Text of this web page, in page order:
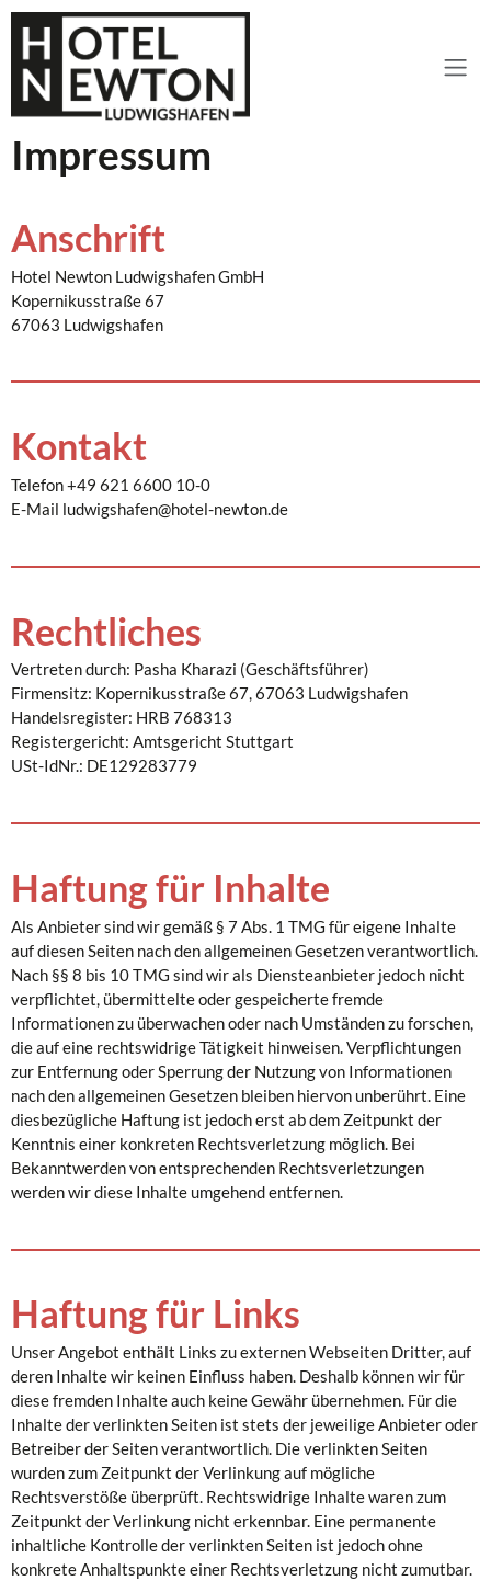
Impressum
Anschrift
Hotel Newton Ludwigshafen GmbH
Kopernikusstraße 67
67063 Ludwigshafen
Kontakt
Telefon +49 621 6600 10-0
E-Mail ludwigshafen@hotel-newton.de
Rechtliches
Vertreten durch: Pasha Kharazi (Geschäftsführer)
Firmensitz: Kopernikusstraße 67, 67063 Ludwigshafen
Handelsregister: HRB 768313
Registergericht: Amtsgericht Stuttgart
USt-IdNr.: DE129283779
Haftung für Inhalte
Als Anbieter sind wir gemäß § 7 Abs. 1 TMG für eigene Inhalte
auf diesen Seiten nach den allgemeinen Gesetzen verantwortlich.
Nach §§ 8 bis 10 TMG sind wir als Diensteanbieter jedoch nicht
verpflichtet, übermittelte oder gespeicherte fremde
Informationen zu überwachen oder nach Umständen zu forschen,
die auf eine rechtswidrige Tätigkeit hinweisen. Verpflichtungen
zur Entfernung oder Sperrung der Nutzung von Informationen
nach den allgemeinen Gesetzen bleiben hiervon unberührt. Eine
diesbezügliche Haftung ist jedoch erst ab dem Zeitpunkt der
Kenntnis einer konkreten Rechtsverletzung möglich. Bei
Bekanntwerden von entsprechenden Rechtsverletzungen
werden wir diese Inhalte umgehend entfernen.
Haftung für Links
Unser Angebot enthält Links zu externen Webseiten Dritter, auf
deren Inhalte wir keinen Einfluss haben. Deshalb können wir für
diese fremden Inhalte auch keine Gewähr übernehmen. Für die
Inhalte der verlinkten Seiten ist stets der jeweilige Anbieter oder
Betreiber der Seiten verantwortlich. Die verlinkten Seiten
wurden zum Zeitpunkt der Verlinkung auf mögliche
Rechtsverstöße überprüft. Rechtswidrige Inhalte waren zum
Zeitpunkt der Verlinkung nicht erkennbar. Eine permanente
inhaltliche Kontrolle der verlinkten Seiten ist jedoch ohne
konkrete Anhaltspunkte einer Rechtsverletzung nicht zumutbar.